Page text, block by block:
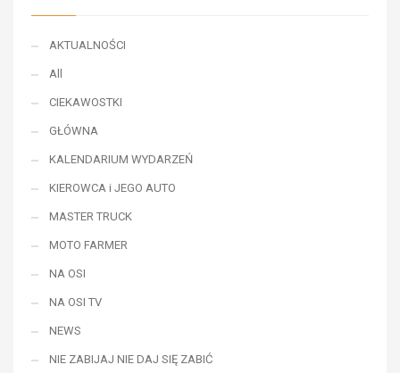
AKTUALNOŚCI
All
CIEKAWOSTKI
GŁÓWNA
KALENDARIUM WYDARZEŃ
KIEROWCA i JEGO AUTO
MASTER TRUCK
MOTO FARMER
NA OSI
NA OSI TV
NEWS
NIE ZABIJAJ NIE DAJ SIĘ ZABIĆ